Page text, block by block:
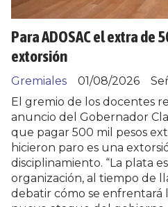
Para ADOSAC el extra de
extorsión
Gremiales
01/08/2026
El gremio de los docentes
anuncio del Gobernador
que pagar 500 mil pesos
hicieron paro es una
disciplinamiento. “La plata
organización, al tiempo de
debatir cómo se enfrentará